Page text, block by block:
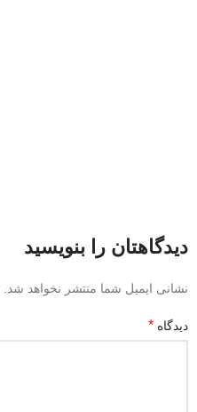
دیدگاهتان را بنویسید
نشانی ایمیل شما منتشر نخواهد شد.
دیدگاه *